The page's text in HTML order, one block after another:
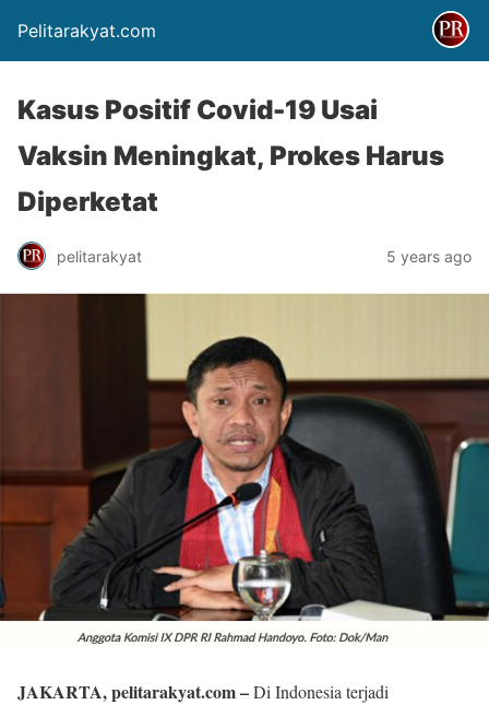
Pelitarakyat.com
Kasus Positif Covid-19 Usai
Vaksin Meningkat, Prokes Harus
Diperketat
pelitarakyat 5 years ago
JAKARTA, pelitarakyat.com –Di Indonesia terjadi